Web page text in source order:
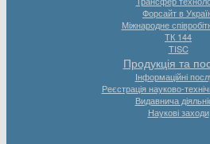
Форсайт в
Міжнародне
ТК 144
TISC
Продукція та
Інформаційні
Реєстрація науково-
Видавнича
Наукові заходи